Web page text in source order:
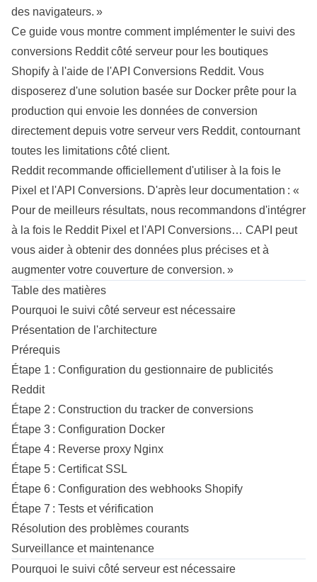
des navigateurs. »
Ce guide vous montre comment implémenter le suivi des
conversions Reddit côté serveur pour les boutiques
Shopify à l'aide de l'API Conversions Reddit. Vous
disposerez d'une solution basée sur Docker prête pour la
production qui envoie les données de conversion
directement depuis votre serveur vers Reddit, contournant
toutes les limitations côté client.
Reddit recommande officiellement d'utiliser à la fois le
Pixel et l'API Conversions. D'après leur documentation : «
Pour de meilleurs résultats, nous recommandons d'intégrer
à la fois le Reddit Pixel et l'API Conversions… CAPI peut
vous aider à obtenir des données plus précises et à
augmenter votre couverture de conversion. »
Table des matières
Pourquoi le suivi côté serveur est nécessaire
Présentation de l'architecture
Prérequis
Étape 1 : Configuration du gestionnaire de publicités
Reddit
Étape 2 : Construction du tracker de conversions
Étape 3 : Configuration Docker
Étape 4 : Reverse proxy Nginx
Étape 5 : Certificat SSL
Étape 6 : Configuration des webhooks Shopify
Étape 7 : Tests et vérification
Résolution des problèmes courants
Surveillance et maintenance
Pourquoi le suivi côté serveur est nécessaire